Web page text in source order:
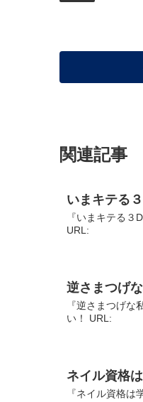
関連記事
いまキテる
『いまキテる
URL:
逆さまつげ
『逆さまつげ
い！ URL:
ネイル資格
『ネイル資格